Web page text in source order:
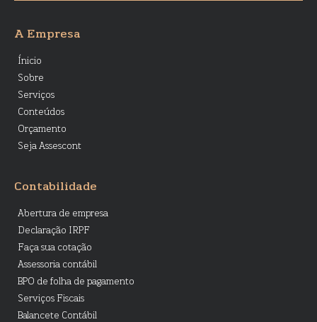
A Empresa
Ínicio
Sobre
Serviços
Conteúdos
Orçamento
Seja Assescont
Contabilidade
Abertura de empresa
Declaração IRPF
Faça sua cotação
Assessoria contábil
BPO de folha de pagamento
Serviços Fiscais
Balancete Contábil